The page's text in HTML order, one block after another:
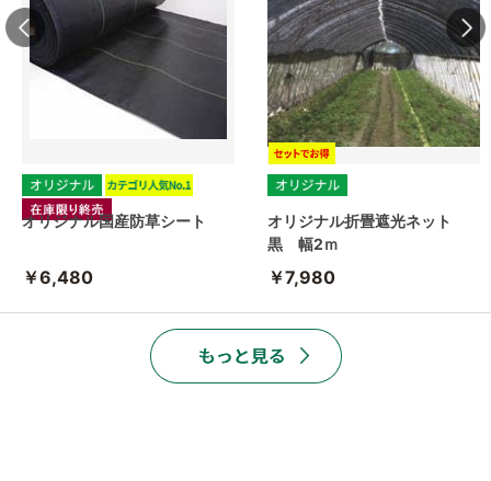
オリジナル国産防草シート
￥6,480
オリジナル折畳遮光ネット
黒 幅2ｍ
￥7,980